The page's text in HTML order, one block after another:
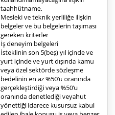
taahhütname.
Mesleki ve teknik yerliliğe ilişkin
belgeler ve bu belgelerin taşıması
gereken kriterler
İş deneyim belgeleri
İsteklinin son 5(beş) yıl içinde ve
yurt içinde ve yurt dışında kamu
veya özel sektörde sözleşme
bedelinin en az %50’u oranında
gerçekleştirdiği veya %50’u
oranında denetlediği veyahut
yönettiği idarece kusursuz kabul